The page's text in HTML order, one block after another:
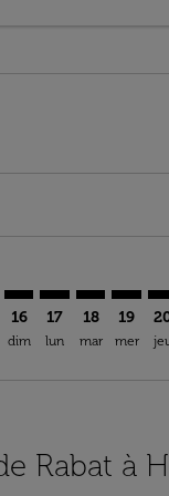
16
dim
17
lun
18
mar
19
mer
Rabat à